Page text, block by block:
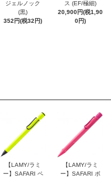
ジェルノック
(黒)
352円(税32円)
ス (EF/極細)
20,900円(税1,90
0円)
【LAMY/ラミ
ー】SAFARI ペ
【LAMY/ラミ
ー】SAFARI ボ